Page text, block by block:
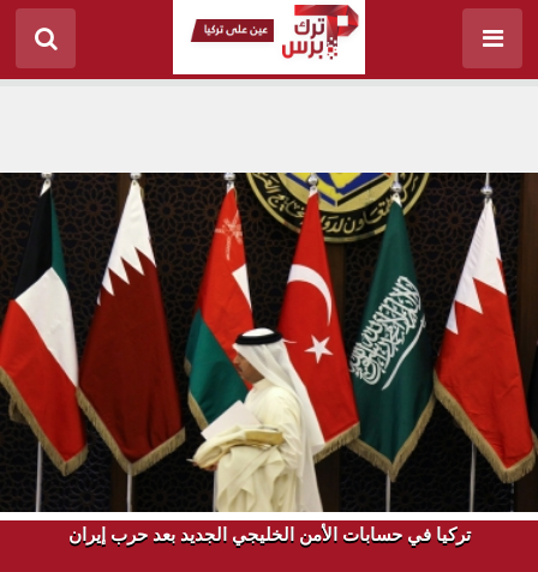
تركيا في حسابات الأمن الخليجي الجديد بعد حرب إيران